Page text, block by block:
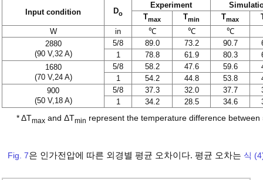
Input condition Do
Experiment
Tmax Tmin Tmax
W
in ℃ ℃
℃
2880
(90 V,32 A)
5/8 89.0 73.2 90.7
1
78.8 61.9 80.3
1680
(70 V,24 A)
5/8 58.2 47.6 59.6
1
54.2 44.8 53.8
900
(50 V,18 A)
5/8 37.3 32.0 37.7
1
34.2 28.5 34.6
* ΔTmax and ΔTmin represent the temperature difference between
Fig. 7은 인가전압에 따른 외경별 평균 오차이다. 평균 오차는 식